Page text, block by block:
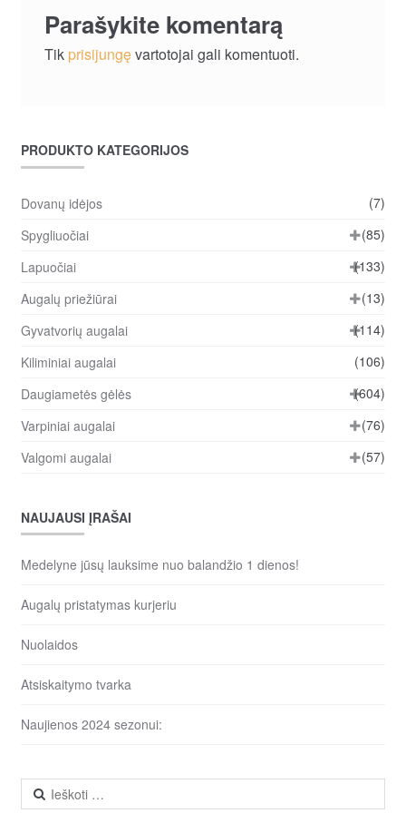
Parašykite komentarą
Tik prisijungęvartotojai gali komentuoti.
PRODUKTO KATEGORIJOS
Dovanų idėjos
(7)
Spygliuočiai
(85)
Lapuočiai
(133)
Augalų priežiūrai
(13)
Gyvatvorių augalai
(114)
Kiliminiai augalai
(106)
Daugiametės gėlės
(604)
Varpiniai augalai
(76)
Valgomi augalai
(57)
NAUJAUSI ĮRAŠAI
Medelyne jūsų lauksime nuo balandžio 1 dienos!
Augalų pristatymas kurjeriu
Nuolaidos
Atsiskaitymo tvarka
Naujienos 2024 sezonui:
Ieškoti: